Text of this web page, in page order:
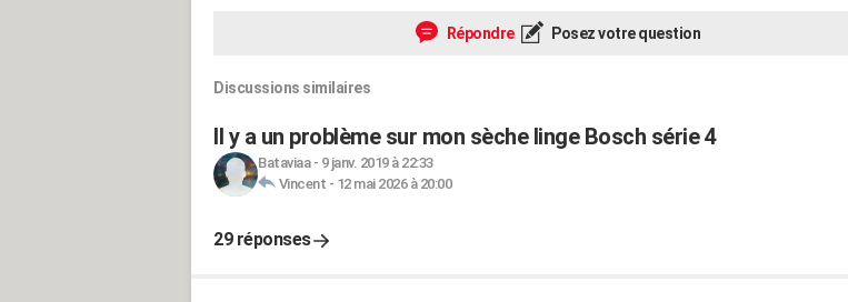
Répondre Posez votre question
Discussions similaires
Il y a un problème sur mon sèche linge Bosch série 4
Bataviaa- 9 janv. 2019 à 22:33
Vincent - 12 mai 2026 à 20:00
29 réponses